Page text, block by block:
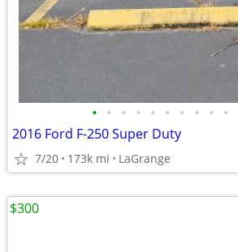
• • • • • • • • • •
2016 Ford F-250 Super Duty
7/20 173k mi LaGrange
$300